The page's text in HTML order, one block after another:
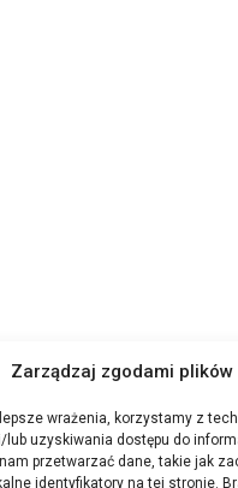
Zarządzaj zgodami
wrażenia, korzystamy z
lub uzyskiwania dostępu do
przetwarzać dane, takie jak
identyfikatory na tej stronie.